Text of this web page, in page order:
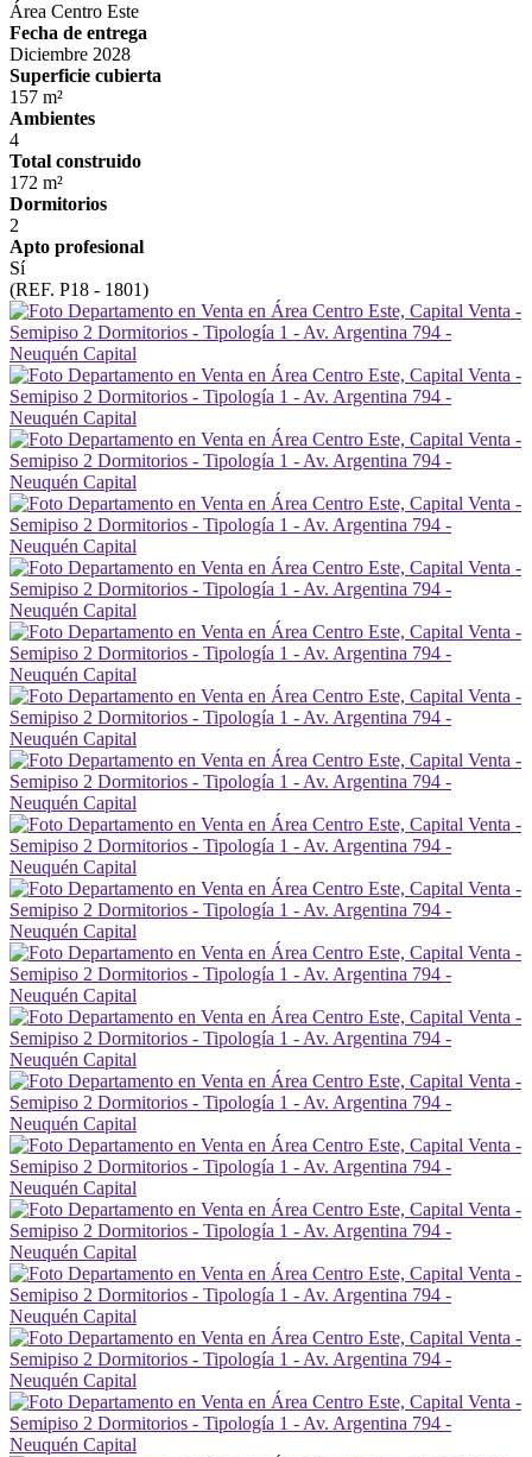
Área Centro Este
Fecha de entrega
Diciembre 2028
Superficie cubierta
157 m²
Ambientes
4
Total construido
172 m²
Dormitorios
2
Apto profesional
Sí
(REF. P18 - 1801)